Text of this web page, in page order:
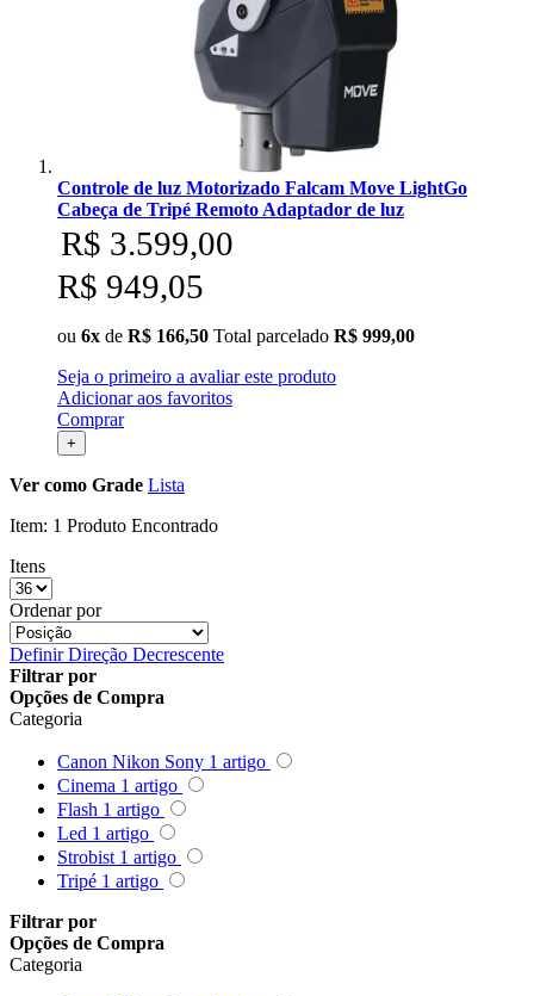
Synco
Tiffen
Tilta
Tolifo
Triopo
Tsunami
Tulipa
Visico
Waywel
ZG Cine
Zhiyun
ZIFON
ZSYB
Controle de luz Motorizado Falcam Move LightGo
Cabeça de Tripé Remoto Adaptador de luz
R$ 3.599,00
R$ 949,05
ou 6x de R$ 166,50 Total parcelado R$ 999,00
Seja o primeiro a avaliar este produto
Adicionar aos favoritos
Comprar
+
Ver como Grade Lista
Item: 1 Produto Encontrado
Itens
Ordenar por
Definir Direção Decrescente
Filtrar por
Opções de Compra
Categoria
Canon Nikon Sony 1 artigo
Cinema 1 artigo
Flash 1 artigo
Led 1 artigo
Strobist 1 artigo
Tripé 1 artigo
Filtrar por
Opções de Compra
Categoria